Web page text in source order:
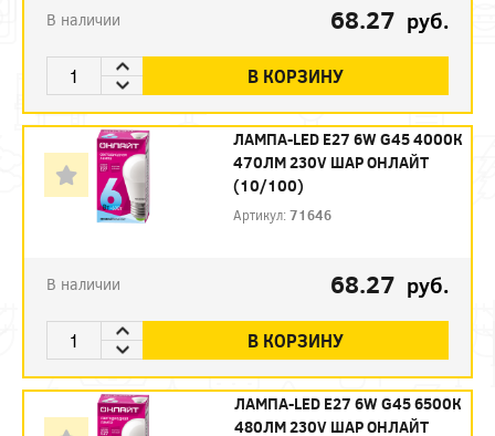
В наличии 68.27 руб.
В КОРЗИНУ
ЛАМПА-LED E27 6W G45 4000К
470ЛМ 230V ШАР ОНЛАЙТ
(10/100)
Артикул:71646
В наличии 68.27 руб.
В КОРЗИНУ
ЛАМПА-LED E27 6W G45 6500К
480ЛМ 230V ШАР ОНЛАЙТ